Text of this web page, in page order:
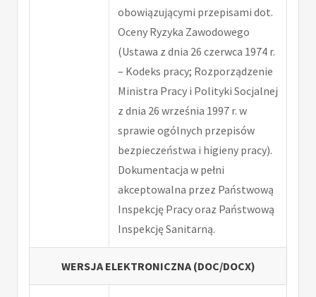
obowiązującymi przepisami dot.
Oceny Ryzyka Zawodowego
(Ustawa z dnia 26 czerwca 1974 r.
– Kodeks pracy; Rozporządzenie
Ministra Pracy i Polityki Socjalnej
z dnia 26 września 1997 r. w
sprawie ogólnych przepisów
bezpieczeństwa i higieny pracy).
Dokumentacja w pełni
akceptowalna przez Państwową
Inspekcję Pracy oraz Państwową
Inspekcję Sanitarną.
WERSJA ELEKTRONICZNA (DOC/DOCX)